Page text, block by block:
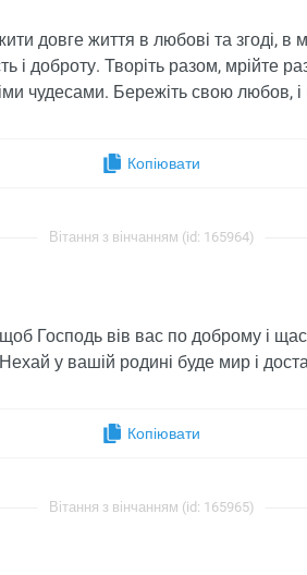
життя в любові та згоді, в
і доброту. Творіть разом, мрійте
чудесами. Бережіть свою любов,
Копіювати
Вітання з вінчанням (id: 165964)
Господь вів вас по доброму і
у вашій родині буде мир і
Копіювати
Вітання з вінчанням (id: 165965)